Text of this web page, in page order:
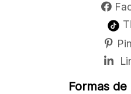
Formas